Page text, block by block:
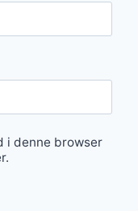
i denne browser